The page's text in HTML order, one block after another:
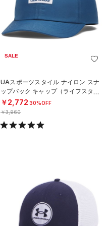
SALE
UAスポーツスタイル ナイロン スナ
ップバック キャップ（ライフスタイ
ル/MEN）
￥2,772 30%OFF
￥3,960